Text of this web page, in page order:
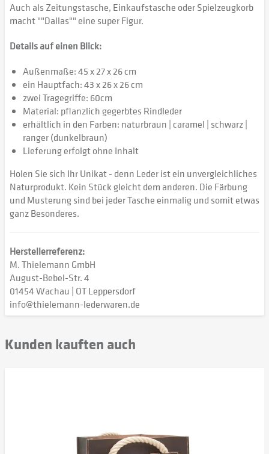
Auch als Zeitungstasche, Einkaufstasche oder Spielzeugkorb
macht ""Dallas"" eine super Figur.
Details auf einen Blick:
Außenmaße: 45 x 27 x 26 cm
ein Hauptfach: 43 x 26 x 26 cm
zwei Tragegriffe: 60cm
Material: pflanzlich gegerbtes Rindleder
erhältlich in den Farben: naturbraun | caramel | schwarz |
ranger (dunkelbraun)
Lieferung erfolgt ohne Inhalt
Holen Sie sich Ihr Unikat - denn Leder ist ein unvergleichliches
Naturprodukt. Kein Stück gleicht dem anderen. Die Färbung
und Musterung sind bei jeder Tasche einmalig und somit etwas
ganz Besonderes.
Herstellerreferenz:
M. Thielemann GmbH
August-Bebel-Str. 4
01454 Wachau | OT Leppersdorf
info@thielemann-lederwaren.de
Kunden kauften auch